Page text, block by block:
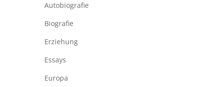
Autobiografie
Biografie
Erziehung
Essays
Europa